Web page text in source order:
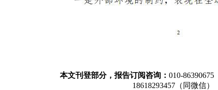
本文刊登部分，报告订阅咨询： 010-86390675
18618293457（同微信）